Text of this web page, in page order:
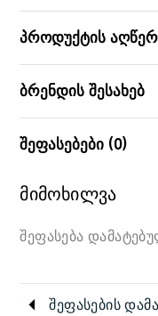
პროდუქტის
ბრენდის შესახებ
შეფასებები (0)
მიმოხილვა
შეფასება
შეფასების